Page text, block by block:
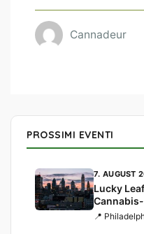
Cannadeur
PROSSIMI EVENTI
7. AUGUST
Lucky
📍